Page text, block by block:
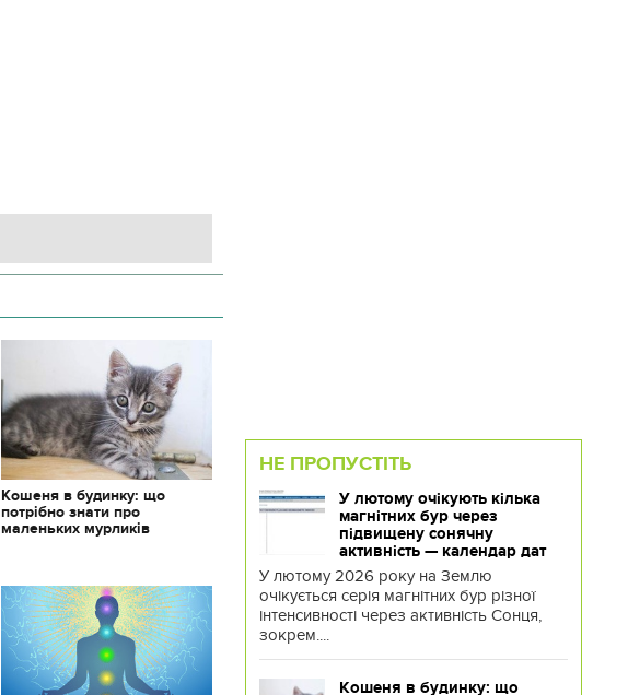
Кошеня в будинку: що
потрібно знати про
маленьких мурликів
НЕ ПРОПУСТІТЬ
У лютому очікують кілька
магнітних бур через
підвищену сонячну
активність — календар дат
У лютому 2026 року на Землю
очікується серія магнітних бур різної
інтенсивності через активність Сонця,
зокрем....
Кошеня в будинку: що